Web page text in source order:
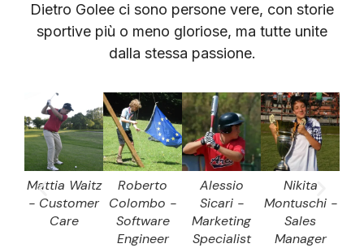
Dietro Golee ci sono persone vere, con storie
sportive più o meno gloriose, ma tutte unite
dalla stessa passione.
Mattia Waitz
- Customer
Care
Roberto
Colombo -
Software
Engineer
Alessio
Sicari -
Marketing
Specialist
Nikita
Montuschi -
Sales
Manager